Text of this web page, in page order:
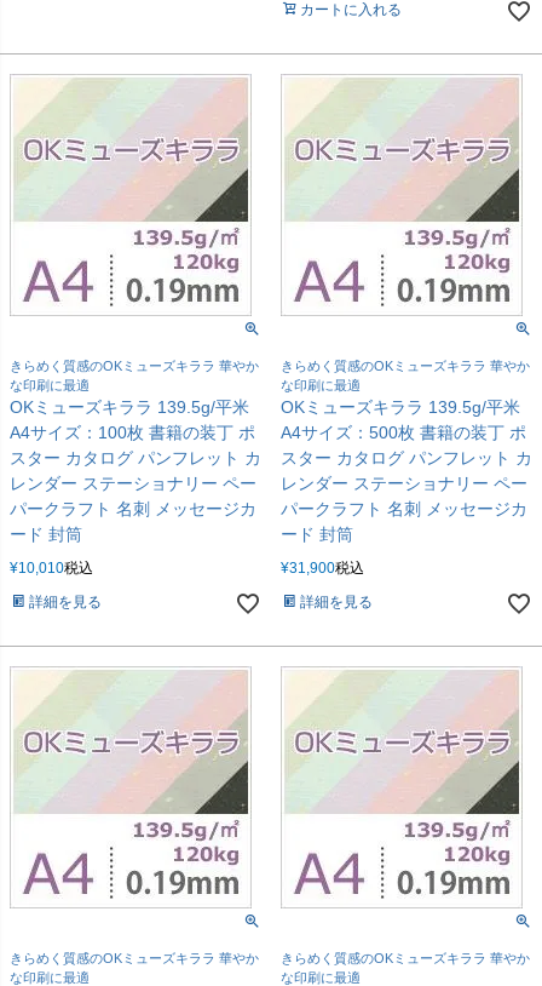
カートに入れる
きらめく質感のOKミューズキララ 華やか
な印刷に最適
OKミューズキララ 139.5g/平米
A4サイズ：100枚 書籍の装丁 ポ
スター カタログ パンフレット カ
レンダー ステーショナリー ペー
パークラフト 名刺 メッセージカ
ード 封筒
¥10,010税込
詳細を見る
きらめく質感のOKミューズキララ 華やか
な印刷に最適
OKミューズキララ 139.5g/平米
A4サイズ：500枚 書籍の装丁 ポ
スター カタログ パンフレット カ
レンダー ステーショナリー ペー
パークラフト 名刺 メッセージカ
ード 封筒
¥31,900税込
詳細を見る
きらめく質感のOKミューズキララ 華やか
な印刷に最適
きらめく質感のOKミューズキララ 華やか
な印刷に最適